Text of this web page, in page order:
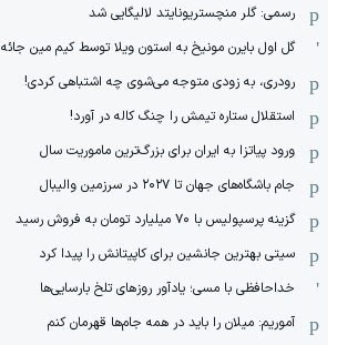
رسمی: گلر منچستریونایتد لالیگایی شد
گل اول بایرن مونیخ به استون ویلا توسط کیم مین جائه
رودری، به زودی متوجه می‌شوی چه اشتباهی کردی!
استقلال ستاره تیمش را چنگ کاله در آورد!
ورود پیاتزا به ایران برای بزرگ‌ترین ماموریت سال
جام باشگاه‌های جهان تا ۲۰۲۷ در سرزمین والیبال
گزینه پرسپولیس با ۷۰ میلیارد تومان به فروش رسید
سیتی بهترین جانشین برای کاپیتانش را پیدا کرد
خداحافظی با مسی؛ یادآور روزهای تلخ بارسایی‌ها
آموریم: میلان را باید در همه جام‌ها قهرمان کنم